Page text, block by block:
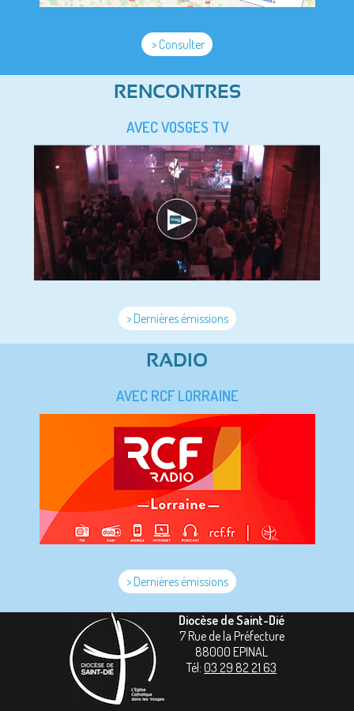
> Consulter
RENCONTRES
AVEC VOSGES TV
> Dernières émissions
RADIO
AVEC RCF LORRAINE
> Dernières émissions
Diocèse de Saint-Dié
7 Rue de la Préfecture
88000 EPINAL
Tél: 03 29 82 21 63